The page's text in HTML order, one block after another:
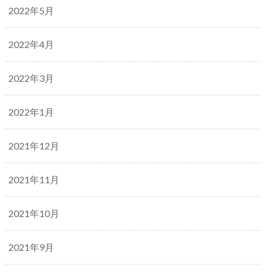
2022年5月
2022年4月
2022年3月
2022年1月
2021年12月
2021年11月
2021年10月
2021年9月